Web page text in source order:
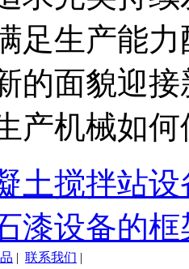
足生产能
的面貌迎
产机械如
土搅拌站
漆设备的框
| 联系我们 |